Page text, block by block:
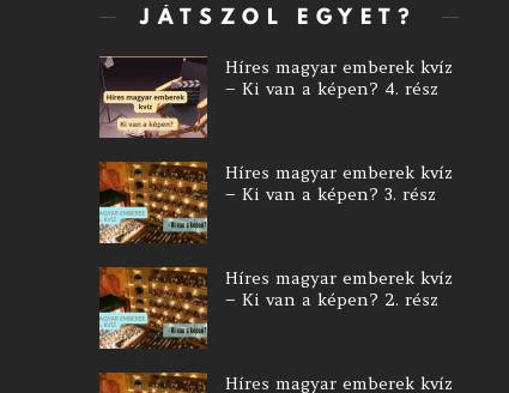
JÁTSZOL EGYET?
Híres magyar emberek kvíz
– Ki van a képen? 4. rész
Híres magyar emberek kvíz
– Ki van a képen? 3. rész
Híres magyar emberek kvíz
– Ki van a képen? 2. rész
Híres magyar emberek kvíz